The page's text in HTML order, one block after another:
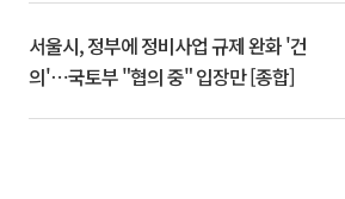
서울시, 정부에 정비사업 규제 완화 '건
의'⋯국토부 "협의 중" 입장만 [종합]